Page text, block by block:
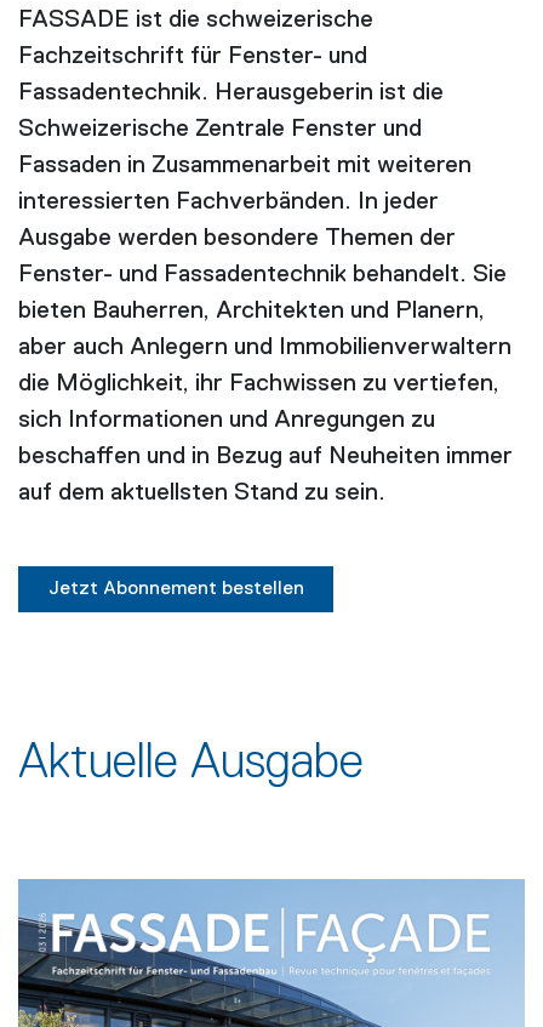
FASSADE ist die schweizerische
Fachzeitschrift für Fenster- und
Fassadentechnik. Herausgeberin ist die
Schweizerische Zentrale Fenster und
Fassaden in Zusammenarbeit mit weiteren
interessierten Fachverbänden. In jeder
Ausgabe werden besondere Themen der
Fenster- und Fassadentechnik behandelt. Sie
bieten Bauherren, Architekten und Planern,
aber auch Anlegern und Immobilienverwaltern
die Möglichkeit, ihr Fachwissen zu vertiefen,
sich Informationen und Anregungen zu
beschaffen und in Bezug auf Neuheiten immer
auf dem aktuellsten Stand zu sein.
Jetzt Abonnement bestellen
Aktuelle Ausgabe